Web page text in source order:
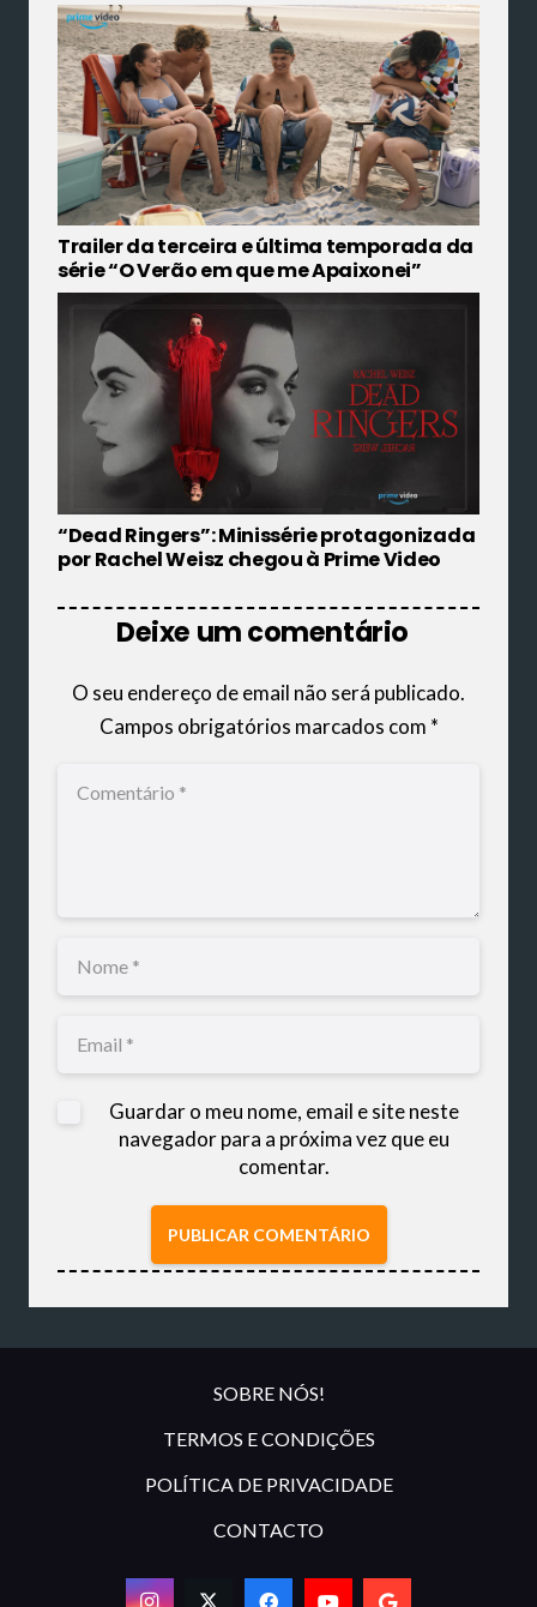
Trailer da terceira e última temporada da
série “O Verão em que me Apaixonei”
“Dead Ringers”: Minissérie protagonizada
por Rachel Weisz chegou à Prime Video
Deixe um comentário
O seu endereço de email não será publicado.
Campos obrigatórios marcados com *
Guardar o meu nome, email e site neste
navegador para a próxima vez que eu
comentar.
PUBLICAR COMENTÁRIO
SOBRE NÓS!
TERMOS E CONDIÇÕES
POLÍTICA DE PRIVACIDADE
CONTACTO